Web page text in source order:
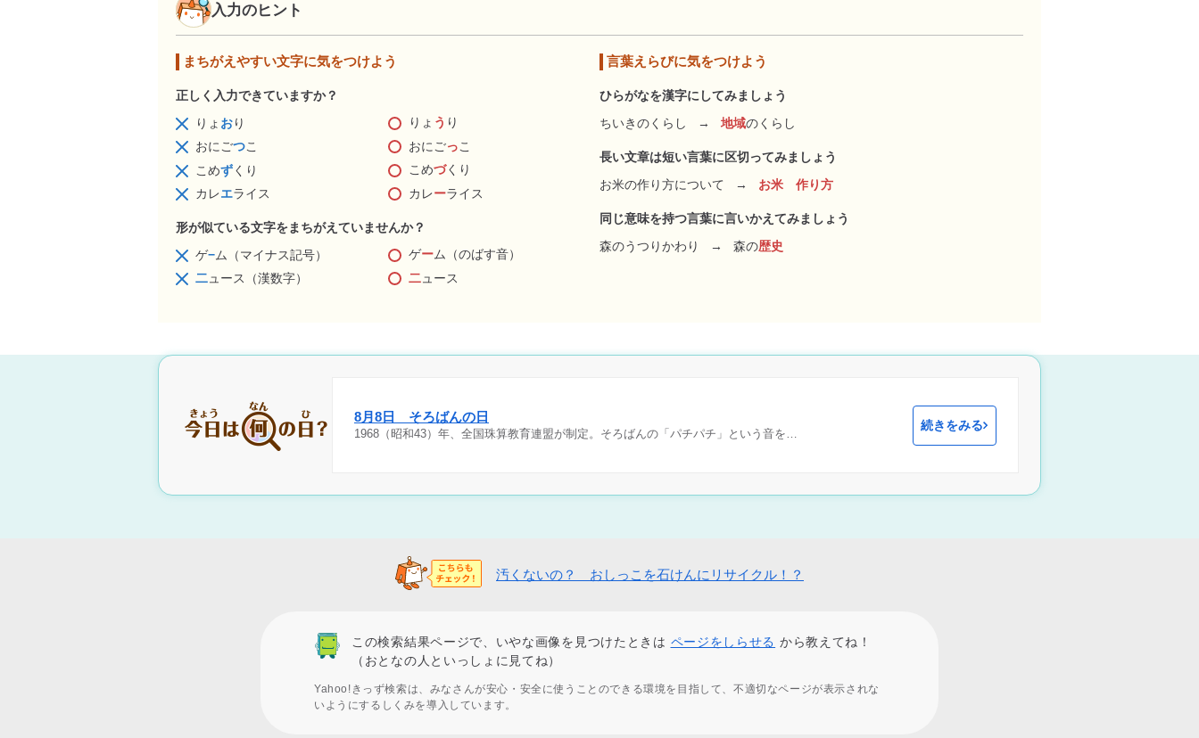
入力のヒント
まちがえやすい文字に気をつけよう
正しく入力できていますか？
りょ おり りょ う り
おにごつこ おにごっこ
こめずくり こめづくり
カレエライス カレーライス
形が似ている文字をまちがえていませんか？
ゲ−ム（マイナス記号） ゲーム（のばす音）
二ュース（漢数字） 二ュース
言葉えらびに気をつけよう
ひらがなを漢字にしてみましょう
ちいきのくらし
→ 地域のくらし
長い文章は短い言葉に区切ってみましょう
お米の作り方について
→ お米 作り方
同じ意味を持つ言葉に言いかえてみましょう
森のうつりかわり
→ 森の歴史
8月8日 そろばんの日
1968（昭和43）年、全国珠算教育連盟が制定。そろばんの「パチパチ」という音を…
続きをみる
汚くないの？ おしっこを石けんにリサイクル！？
この検索結果ページで、いやな画像を見つけたときは ページをしらせる から教えてね！
（おとなの人といっしょに見てね）
Yahoo!きっず検索は、みなさんが安心・安全に使うことのできる環境を目指して、不適切なページが表示されな
いようにするしくみを導入しています。